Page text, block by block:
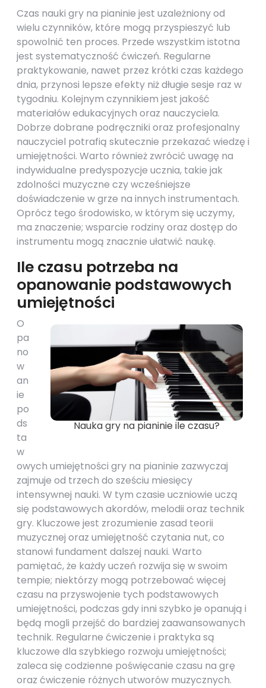
Czas nauki gry na pianinie jest uzależniony od
wielu czynników, które mogą przyspieszyć lub
spowolnić ten proces. Przede wszystkim istotna
jest systematyczność ćwiczeń. Regularne
praktykowanie, nawet przez krótki czas każdego
dnia, przynosi lepsze efekty niż długie sesje raz w
tygodniu. Kolejnym czynnikiem jest jakość
materiałów edukacyjnych oraz nauczyciela.
Dobrze dobrane podręczniki oraz profesjonalny
nauczyciel potrafią skutecznie przekazać wiedzę i
umiejętności. Warto również zwrócić uwagę na
indywidualne predyspozycje ucznia, takie jak
zdolności muzyczne czy wcześniejsze
doświadczenie w grze na innych instrumentach.
Oprócz tego środowisko, w którym się uczymy,
ma znaczenie; wsparcie rodziny oraz dostęp do
instrumentu mogą znacznie ułatwić naukę.
Ile czasu potrzeba na
opanowanie podstawowych
umiejętności
Nauka gry na pianinie ile czasu?
O
pa
no
w
an
ie
po
ds
ta
w
owych umiejętności gry na pianinie zazwyczaj
zajmuje od trzech do sześciu miesięcy
intensywnej nauki. W tym czasie uczniowie uczą
się podstawowych akordów, melodii oraz technik
gry. Kluczowe jest zrozumienie zasad teorii
muzycznej oraz umiejętność czytania nut, co
stanowi fundament dalszej nauki. Warto
pamiętać, że każdy uczeń rozwija się w swoim
tempie; niektórzy mogą potrzebować więcej
czasu na przyswojenie tych podstawowych
umiejętności, podczas gdy inni szybko je opanują i
będą mogli przejść do bardziej zaawansowanych
technik. Regularne ćwiczenie i praktyka są
kluczowe dla szybkiego rozwoju umiejętności;
zaleca się codzienne poświęcanie czasu na grę
oraz ćwiczenie różnych utworów muzycznych.